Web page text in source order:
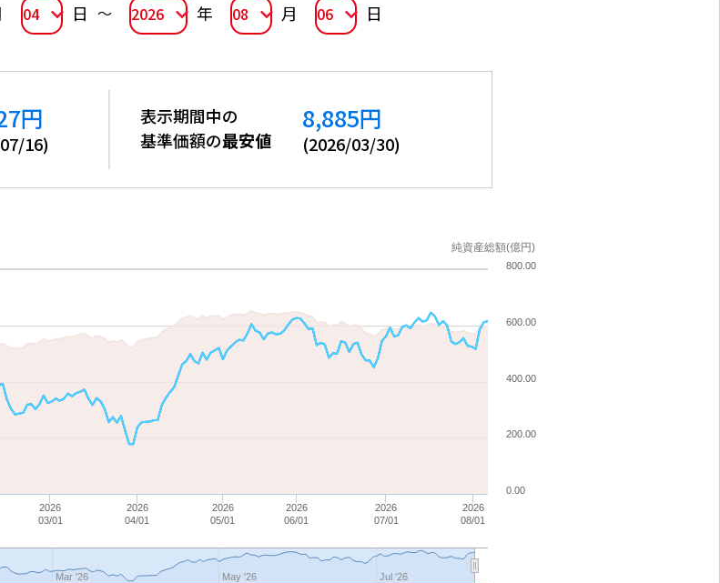
04 日 2026 年 08 月 06 日
円
16)
表示期間中の
基準価額の最安値
8,885円
(2026/03/30)
純資産総額(億円)
2026
03/01
2026
04/01
2026
05/01
2026
06/01
2026
07/01
2026
08/01
Mar '26 May '26 Jul '26
0.00
200.00
400.00
600.00
800.00